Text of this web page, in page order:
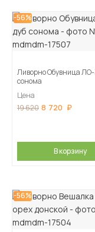
-56%
Ливорно Обувница
сонома
Цена
19 620 8 720
В корзину
-56%